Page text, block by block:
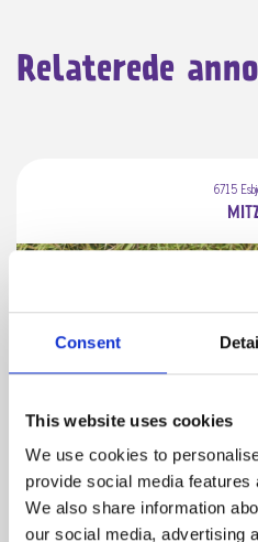
Consent
This website uses cookies
We use cookies to
provide social media
We also share information
our social media, advertising
Relaterede
6715